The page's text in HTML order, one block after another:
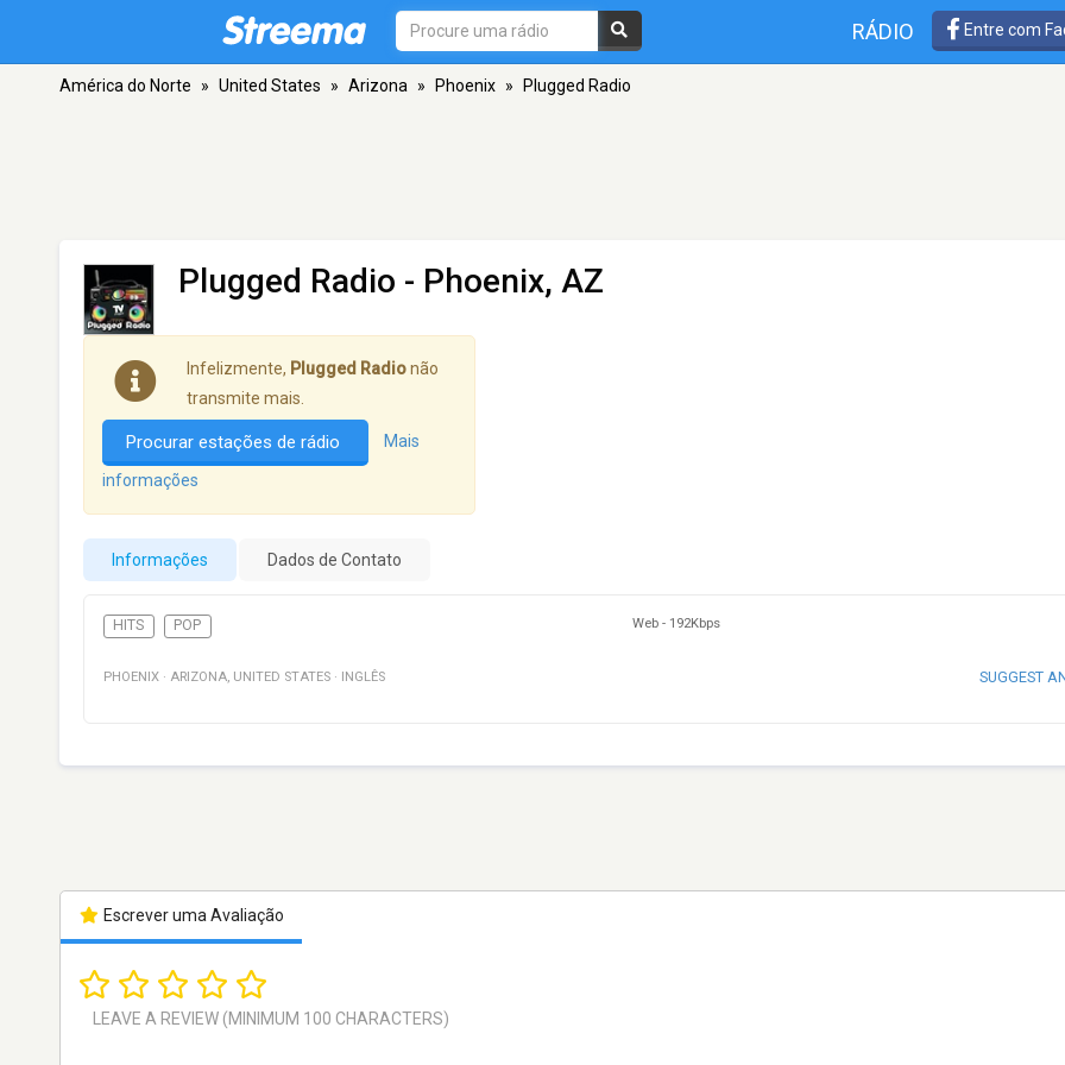
RÁDIO Entre com
América do Norte » United States » Arizona » Phoenix » Plugged Radio
Plugged Radio - Phoenix, AZ
Infelizmente, Plugged Radionão
transmite mais.
Procurar estações de rádio Mais
informações
Informações Dados de Contato
HITS POP Web - 192Kbps
PHOENIX · ARIZONA, UNITED STATES · INGLÊS SUGGEST
Escrever uma Avaliação